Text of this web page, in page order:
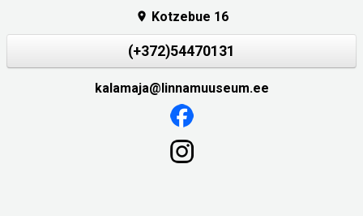
 Kotzebue 16
(+372)54470131
kalamaja@linnamuuseum.ee